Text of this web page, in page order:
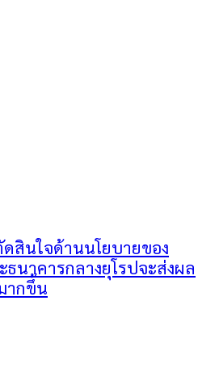
สินใจด้านนโยบายของ
นาคารกลางยุโรปจะส่งผล
ากขึ้น